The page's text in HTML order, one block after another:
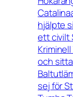
hjälpte
ett civilt
och
sej för